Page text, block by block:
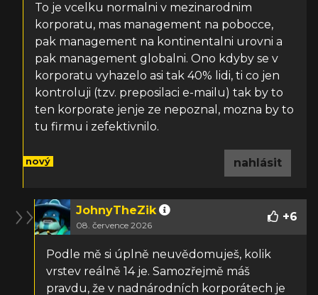
To je vcelku normalni v mezinarodnim
korporatu, mas management na pobocce,
pak management na kontinentalni urovni a
pak management globalni. Ono kdyby se v
korporatu vyhazelo asi tak 40% lidi, ti co jen
kontroluji (tzv. preposilaci e-mailu) tak by to
ten korporate jenje ze nepoznal, mozna by to
tu firmu i zefektivnilo.
nový nahlásit
JohnyTheZik
08. července 2026
+6
Podle mě si úplně neuvědomuješ, kolik
vrstev reálně 14 je. Samozřejmě máš
pravdu, že v nadnárodních korporátech je